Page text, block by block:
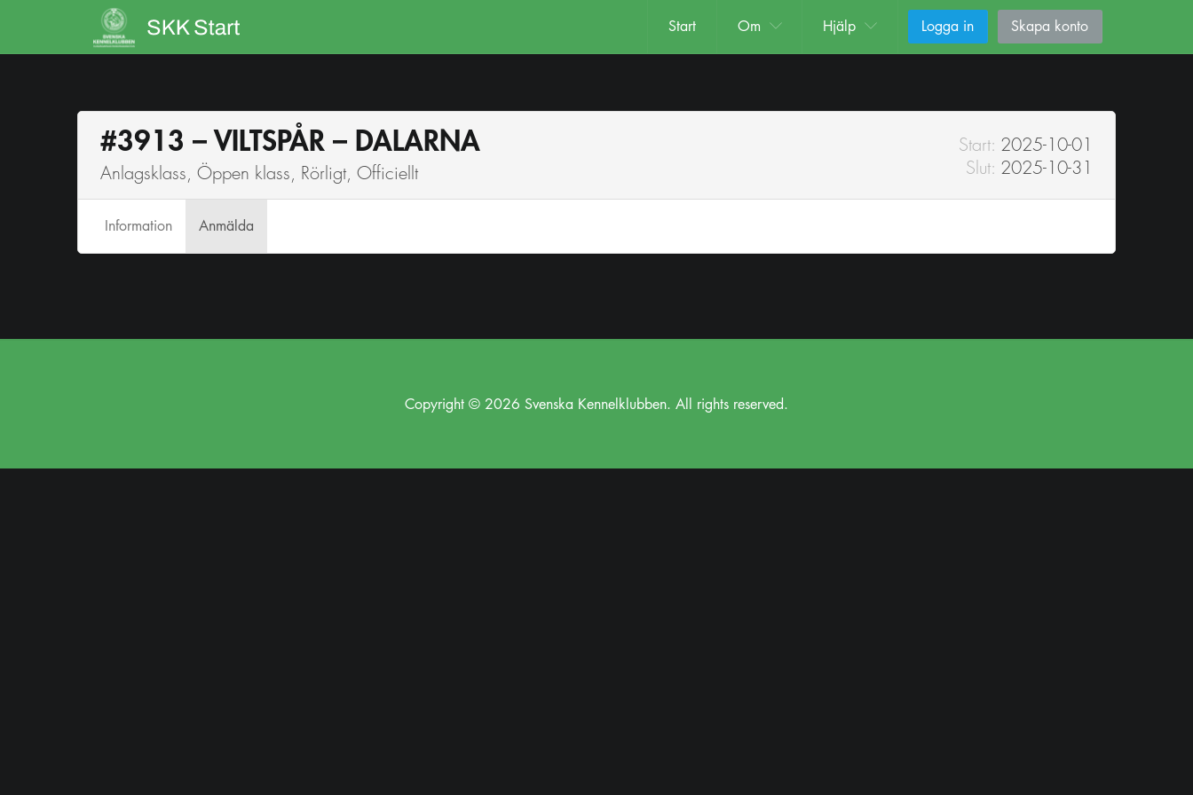
Start Om Hjälp Logga in Skapa konto
#3913 – VILTSPÅR – DALARNA
Anlagsklass, Öppen klass, Rörligt, Officiellt
Start: 2025-10-01
Slut: 2025-10-31
Information Anmälda
Copyright © 2026 Svenska Kennelklubben. All rights reserved.